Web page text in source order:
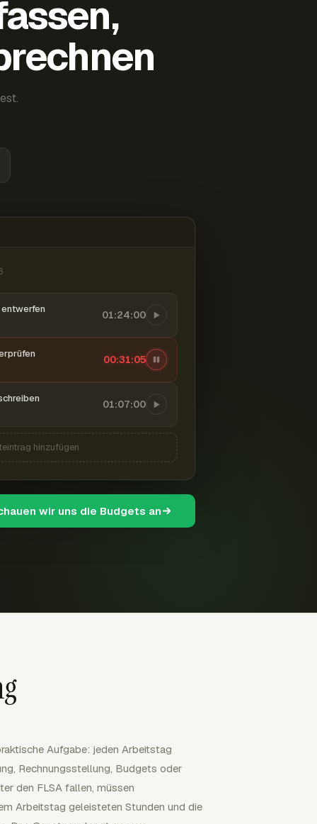
01:24:00
00:31:06
01:07:00
hinzufügen
wir uns die Budgets an
Aufgabe: jeden Arbeitstag
Rechnungsstellung, Budgets oder
den FLSA fallen, müssen
Arbeitstag geleisteten Stunden und die